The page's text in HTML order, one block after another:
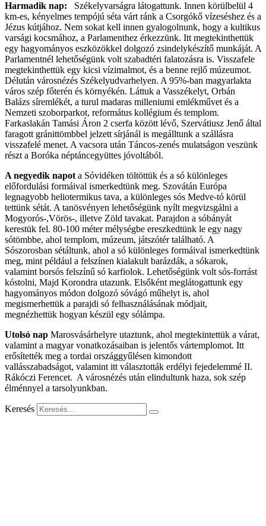
Harmadik nap: Székelyvarságra látogattunk. Innen körülbelül 4
km-es, kényelmes tempójú séta várt ránk a Csorgókő vízeséshez és a
Jézus kútjához. Nem sokat kell innen gyalogolnunk, hogy a kultikus
varsági kocsmához, a Parlamenthez érkezzünk. Itt megtekinthettük
egy hagyományos eszközökkel dolgozó zsindelykészítő munkáját. A
Parlamentnél lehetőségünk volt szabadtéri falatozásra is. Visszafele
megtekinthettük egy kicsi vízimalmot, és a benne rejlő múzeumot.
Délután városnézés Székelyudvarhelyen. A 95%-ban magyarlakta
város szép főterén és környékén. Láttuk a Vasszékelyt, Orbán
Balázs síremlékét, a turul madaras milleniumi emlékművet és a
Nemzeti szoborparkot, református kollégium és templom.
Farkaslakán Tamási Áron 2 cserfa között lévő, Szervátiusz Jenő által
faragott gránittömbbel jelzett sírjánál is megálltunk a szállásra
visszafelé menet. A vacsora után Táncos-zenés mulatságon veszünk
részt a Boróka néptáncegyüttes jóvoltából.
A negyedik napot a Sóvidéken töltöttük és a só különleges
előfordulási formáival ismerkedtünk meg. Szovátán Európa
legnagyobb heliotermikus tava, a különleges sós Medve-tó körül
tettünk sétát. A tanösvényen lehetőségünk nyílt megvizsgálni a
Mogyorós-,Vörös-, illetve Zöld tavakat. Parajdon a sóbányát
kerestük fel. 80-100 méter mélységbe ereszkedtünk le egy nagy
sótömbbe, ahol templom, múzeum, játszótér található. A
Sószorosban sétáltunk, ahol a só különleges formáival ismerkedtünk
meg, mint például a felszínen kialakult barázdák, a sókarok,
valamint borsós felszínű só karfiolok. Lehetőségünk volt sós-forrást
kóstolni, Majd Korondra utazunk. Elsőként meglátogattunk egy
hagyományos módon dolgozó sóvágó műhelyt is, ahol
megismerhettük a parajdi só felhasználásának módjait,
megnézhettük hogyan készül egy sólámpa.
Utolsó nap Marosvásárhelyre utaztunk, ahol megtekintettük a várat,
valamint a magyar vonatkozásaiban is jelentős vártemplomot. Itt
erősítették meg a tordai országgyűlésen kimondott
vallásszabadságot, valamint itt választották erdélyi fejedelemmé II.
Rákóczi Ferencet. A városnézés után elindultunk haza, sok szép
élménnyel a tarsolyunkban.
Keresés